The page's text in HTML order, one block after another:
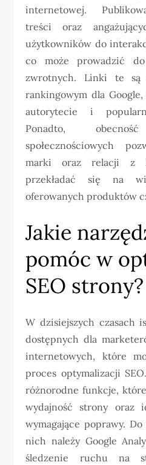
internetowej.
treści oraz
użytkowników do
co może prowadzić
zwrotnych. Linki te są
rankingowym dla
autorytecie i
Ponadto,
społecznościowych
marki oraz relacji z
przekładać się na
oferowanych produktów
Jakie
pomóc w
SEO strony?
W dzisiejszych czasach
dostępnych dla
internetowych, które
proces optymalizacji
różnorodne funkcje,
wydajność strony oraz
wymagające poprawy.
nich należy Google
śledzenie ruchu na